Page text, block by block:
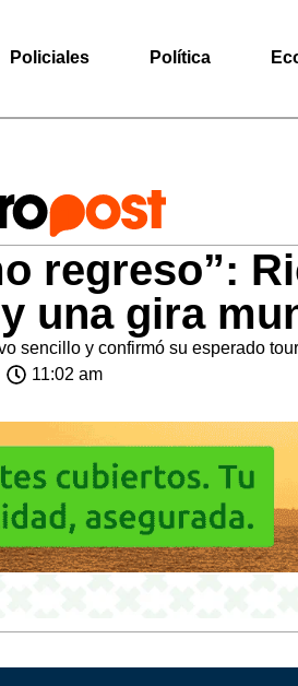
Policiales Política
regreso”:
una gira
sencillo y confirmó su esperado
11:02 am